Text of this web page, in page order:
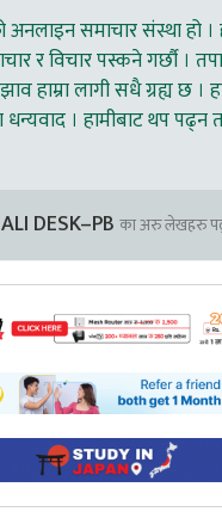
अनलाइन समाचार संस्था हो
र विचार पस्कने गर्छौ ।
हाम्रा लागी सधै ग्रह्य छ ।
। हामीबाट थप पढ्न
DESK–PB का अरु लेखहरु